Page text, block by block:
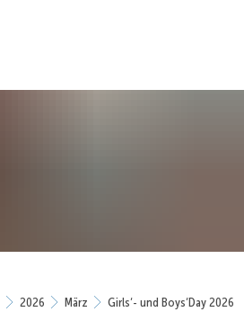
2026 März Girls‘- und Boys‘Day 2026